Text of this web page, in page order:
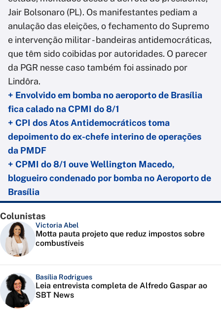
Jair Bolsonaro (PL). Os manifestantes pediam a
anulação das eleições, o fechamento do Supremo
e intervenção militar - bandeiras antidemocráticas,
que têm sido coibidas por autoridades. O parecer
da PGR nesse caso também foi assinado por
Lindôra.
+ Envolvido em bomba no aeroporto de Brasília
fica calado na CPMI do 8/1
+ CPI dos Atos Antidemocráticos toma
depoimento do ex-chefe interino de operações
da PMDF
+ CPMI do 8/1 ouve Wellington Macedo,
blogueiro condenado por bomba no Aeroporto de
Brasília
Colunistas
Victoria Abel
Motta pauta projeto que reduz impostos sobre
combustíveis
Basília Rodrigues
Leia entrevista completa de Alfredo Gaspar ao
SBT News